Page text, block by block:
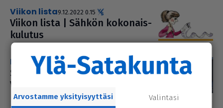
Viikon lista9.12.2022 0.15
Viikon lista | Sähkön koko­nais­
ku­lu­tus
Harri Suomilammi29.11.2022 3.00
Säh­kö­suo­mi­lammi Oy pal­kit­tiin
Vuoden säh­kö­u­ra­koit­si­jana
Arvostamme yksityisyyttäsi Valintasi